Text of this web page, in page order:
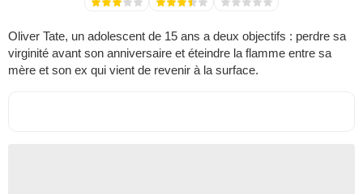
Oliver Tate, un adolescent de 15 ans a deux objectifs : perdre sa
virginité avant son anniversaire et éteindre la flamme entre sa
mère et son ex qui vient de revenir à la surface.